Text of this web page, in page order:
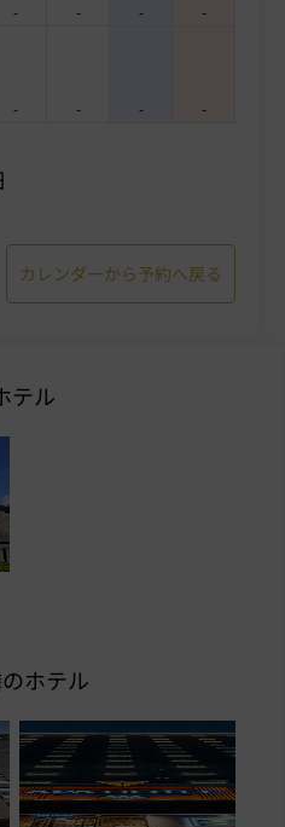
- - - -
- - - -
カレンダーから予約へ戻る
テル
ホテル